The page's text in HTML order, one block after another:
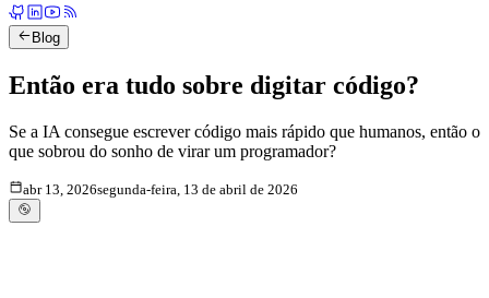
Blog
Então era tudo sobre digitar código?
Se a IA consegue escrever código mais rápido que humanos, então o
que sobrou do sonho de virar um programador?
abr 13, 2026segunda-feira, 13 de abril de 2026